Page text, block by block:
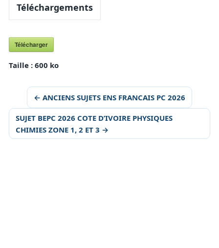
Téléchargements
Télécharger
Taille : 600 ko
← ANCIENS SUJETS ENS FRANCAIS PC 2026
SUJET BEPC 2026 COTE D’IVOIRE PHYSIQUES
CHIMIES ZONE 1, 2 ET 3 →